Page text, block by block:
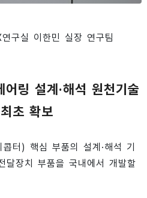
구실 이한민 실장 연구팀
어링 설계·해석 원천기술
초 확보
터) 핵심 부품의 설계·해석 기
달장치 부품을 국내에서 개발할